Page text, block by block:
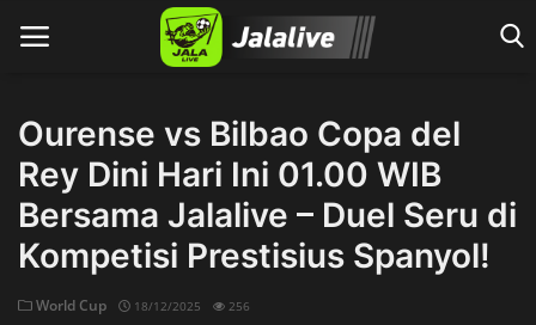
Home
Ourense vs Bilbao Copa del
Rey Dini Hari Ini 01.00 WIB
Bersama Jalalive – Duel Seru di
Kompetisi Prestisius Spanyol!
World Cup 18/12/2025 256